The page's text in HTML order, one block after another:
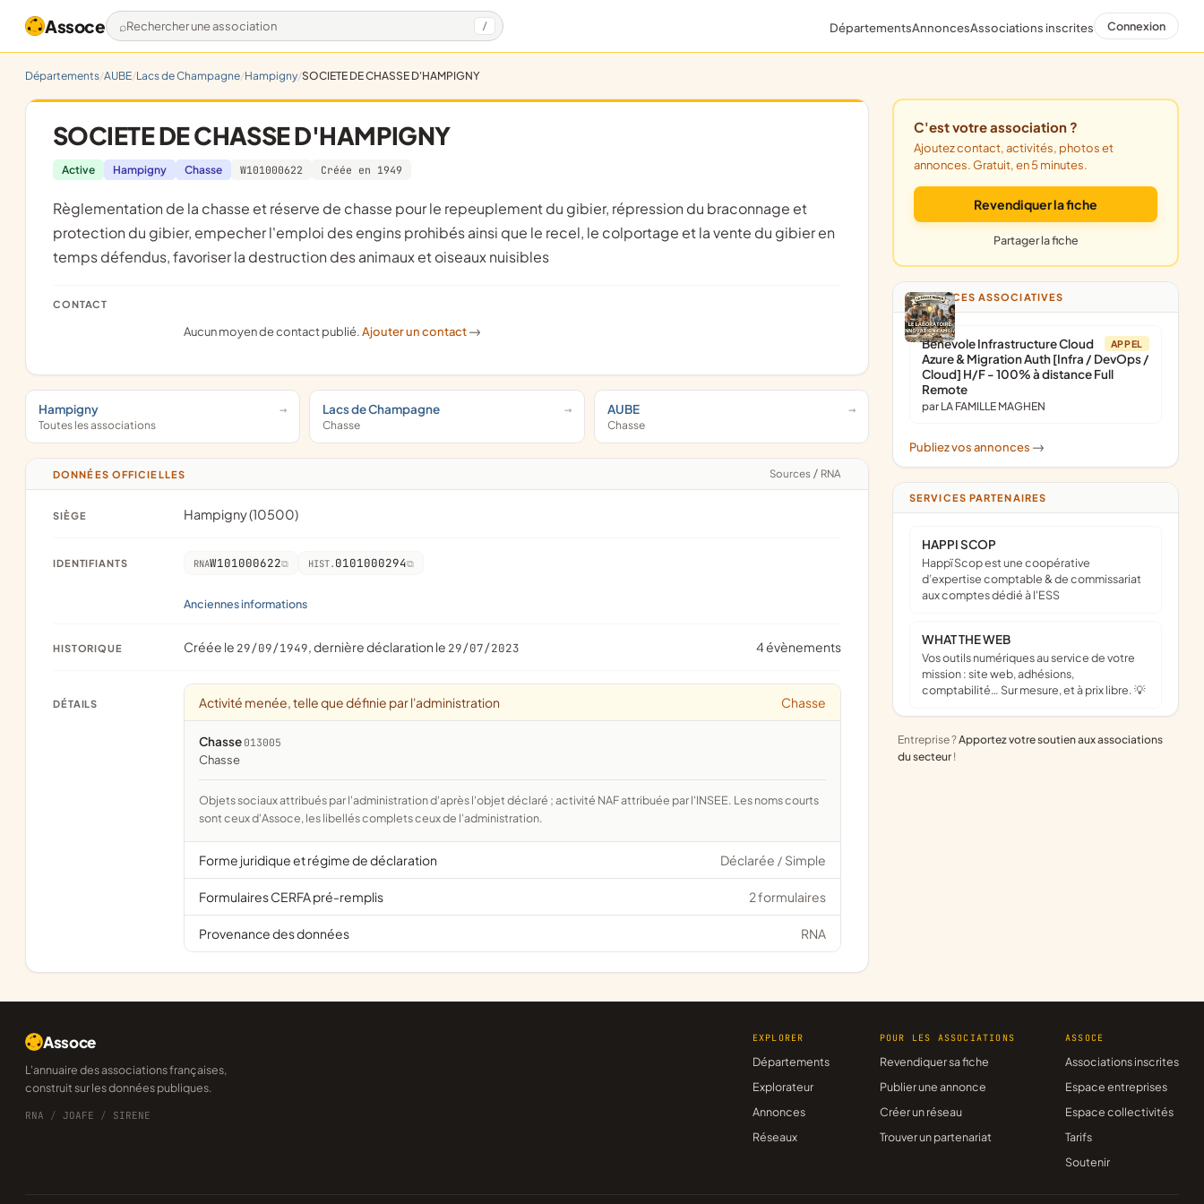
Assoce Rechercher une association / DépartementsAnnoncesAssociations inscrites Connexion
Départements AUBE Lacs de Champagne Hampigny SOCIETE DE CHASSE D'HAMPIGNY
SOCIETE DE CHASSE D'HAMPIGNY
Active Hampigny Chasse W101000622 Créée en 1949
règlementation de la chasse et réserve de chasse pour le repeuplement du gibier, répression du braconnage et
protection du gibier, empecher l'emploi des engins prohibés ainsi que le recel, le colportage et la vente du gibier en
temps défendus, favoriser la destruction des animaux et oiseaux nuisibles
CONTACT
Aucun moyen de contact publié.Ajouter un contact ->
Hampigny
Toutes les associations
Lacs de Champagne
Chasse
AUBE
Chasse
DONNÉES OFFICIELLES Sources / RNA
SIÈGE Hampigny (10500)
IDENTIFIANTS RNAW101000622 HIST. 0101000294
Anciennes informations
HISTORIQUE Créée le 29/09/1949, dernière déclaration le 29/07/2023 4 évènements
DÉTAILS Activité menée, telle que définie par l'administration Chasse
Chasse 013005
chasse
Objets sociaux attribués par l'administration d'après l'objet déclaré ; activité NAF attribuée par l'INSEE. Les noms courts
sont ceux d'Assoce, les libellés complets ceux de l'administration.
Forme juridique et régime de déclaration Déclarée / Simple
Formulaires CERFA pré-remplis 2 formulaires
Provenance des données RNA
C'est votre association ?
Ajoutez contact, activités, photos et
annonces. Gratuit, en 5 minutes.
Revendiquer la fiche
Partager la fiche
ANNONCES ASSOCIATIVES
APPEL
Bénévole Infrastructure Cloud
Azure & Migration Auth [Infra / DevOps /
Cloud] H/F - 100% à distance Full
Remote
par LA FAMILLE MAGHEN
Publiez vos annonces ->
SERVICES PARTENAIRES
HAPPI SCOP
Happï Scop est une coopérative
d’expertise comptable & de commissariat
aux comptes dédié à l'ESS
WHAT THE WEB
Vos outils numériques au service de votre
mission : site web, adhésions,
comptabilité… Sur mesure, et à prix libre. 💡
Entreprise ?Apportez votre soutien aux associations
du secteur !
Assoce
L'annuaire des associations françaises,
construit sur les données publiques.
RNA / JOAFE / SIRENE
EXPLORER
Départements
Explorateur
Annonces
Réseaux
POUR LES ASSOCIATIONS
Revendiquer sa fiche
Publier une annonce
Créer un réseau
Trouver un partenariat
ASSOCE
Associations inscrites
Espace entreprises
Espace collectivités
Tarifs
Soutenir